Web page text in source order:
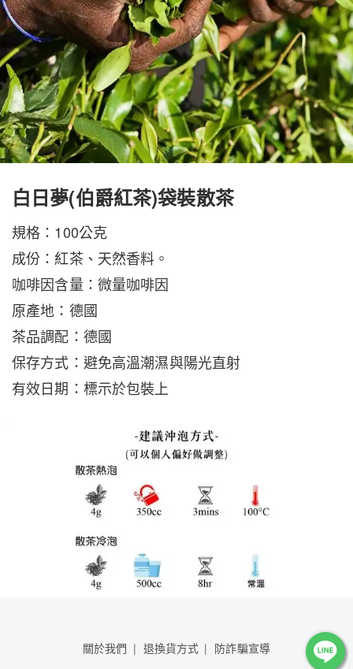
白日夢(伯爵紅茶)袋裝散茶
規格：100公克
成份： 紅茶、天然香料 。
咖啡因含量：微量咖啡因
原產地：德國
茶品調配：德國
保存方式：避免高溫潮濕與陽光直射
有效日期：標示於包裝上
關於我們 退換貨方式
防詐騙宣導